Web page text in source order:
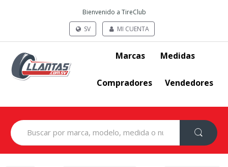
Bienvenido a TireClub
SV
MI CUENTA
Marcas Medidas
Compradores Vendedores
Search
for: